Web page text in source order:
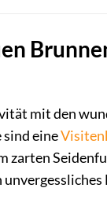
mit den
sind eine
zarten